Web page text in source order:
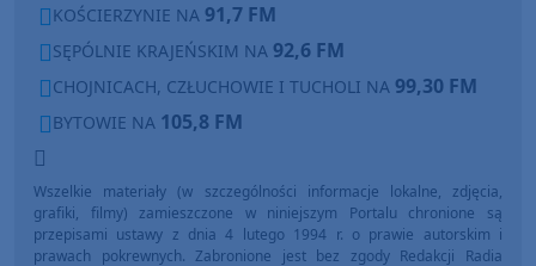
KOŚCIERZYNIE NA 91,7 FM
SĘPÓLNIE KRAJEŃSKIM NA 92,6 FM
CHOJNICACH, CZŁUCHOWIE I TUCHOLI NA 99,30 FM
BYTOWIE NA 105,8 FM
Wszelkie materiały (w szczególności informacje lokalne, zdjęcia,
grafiki, filmy) zamieszczone w niniejszym Portalu chronione są
przepisami ustawy z dnia 4 lutego 1994 r. o prawie autorskim i
prawach pokrewnych. Zabronione jest bez zgody Redakcji Radia